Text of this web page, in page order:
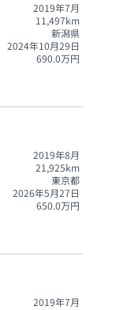
2019年7月
11,497km
新潟県
2024年10月29日
690.0万円
2019年8月
21,925km
東京都
2026年5月27日
650.0万円
2019年7月